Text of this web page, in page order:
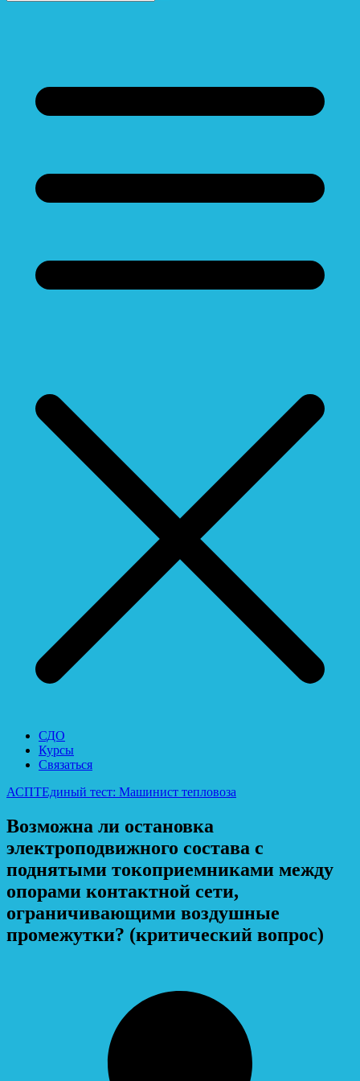
СДО
Курсы
Связаться
АСПТЕдиный тест: Машинист тепловоза
Возможна ли остановка
электроподвижного состава с
поднятыми токоприемниками между
опорами контактной сети,
ограничивающими воздушные
промежутки? (критический вопрос)